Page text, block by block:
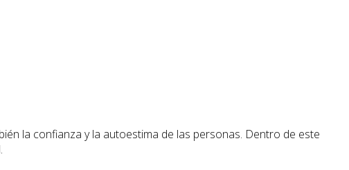
la confianza y la autoestima de las personas. Dentro de este